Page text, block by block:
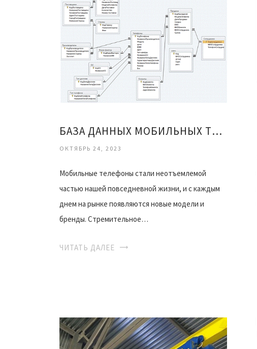
БАЗА ДАННЫХ МОБИЛЬНЫХ ТЕЛЕФОНОВ: ХРАНИЛИЩЕ ТЕХНОЛОГИЧЕСКИХ СОКРОВИЩ
ОКТЯБРЬ 24, 2023
Мобильные телефоны стали неотъемлемой
частью нашей повседневной жизни, и с каждым
днем на рынке появляются новые модели и
бренды. Стремительное…
ЧИТАТЬ ДАЛЕЕ